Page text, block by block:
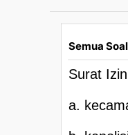
Semua
Surat
a.